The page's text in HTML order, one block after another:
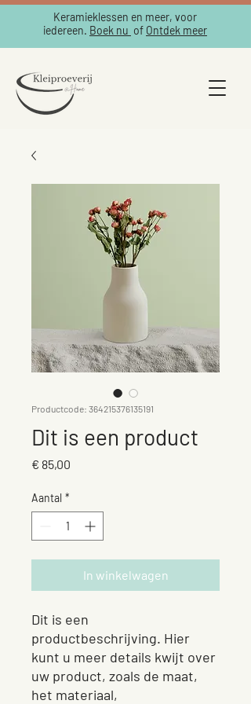
Keramieklessen en meer, voor
iedereen. Boek nu of Ontdek meer
Productcode: 364215376135191
Dit is een product
€ 85,00
Aantal *
In winkelwagen
Dit is een
productbeschrijving. Hier
kunt u meer details kwijt over
uw product, zoals de maat,
het materiaal,